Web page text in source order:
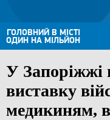
ГОЛОВНИЙ В МІСТІ
ОДИН НА МІЛЬЙОН
У Запоріжжі
виставку
медикиням,